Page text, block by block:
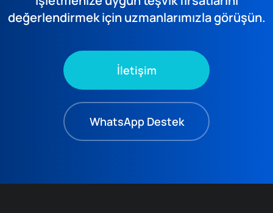
değerlendirmek için uzmanlarımızla görüşün.
İletişim
WhatsApp Destek